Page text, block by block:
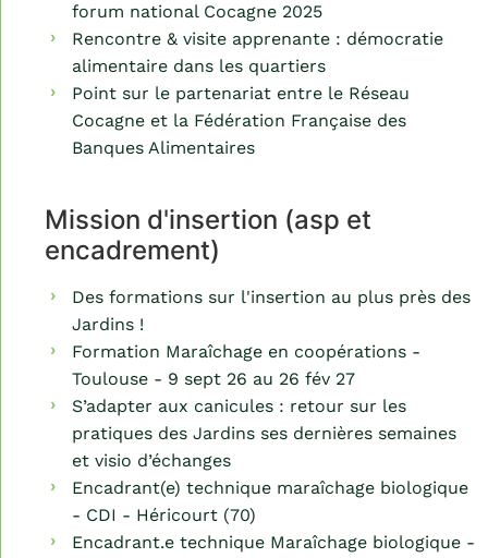
forum national Cocagne 2025
Rencontre & visite apprenante : démocratie
alimentaire dans les quartiers
Point sur le partenariat entre le Réseau
Cocagne et la Fédération Française des
Banques Alimentaires
Mission d'insertion (asp et
encadrement)
Des formations sur l'insertion au plus près des
Jardins !
Formation Maraîchage en coopérations -
Toulouse - 9 sept 26 au 26 fév 27
S’adapter aux canicules : retour sur les
pratiques des Jardins ses dernières semaines
et visio d’échanges
Encadrant(e) technique maraîchage biologique
- CDI - Héricourt (70)
Encadrant.e technique Maraîchage biologique -